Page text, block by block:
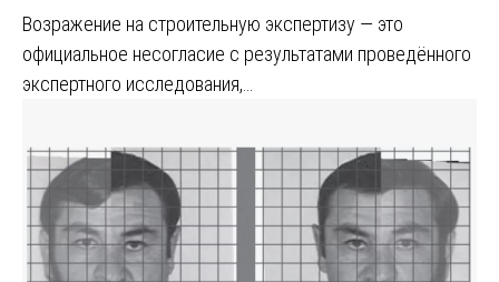
Возражение на строительную экспертизу — это
официальное несогласие с результатами проведённого
экспертного исследования,…